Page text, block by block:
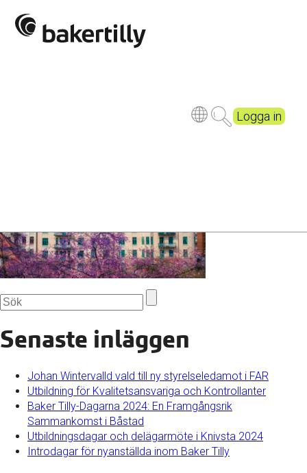
Logga in
Hyresstod-mojligt-att-soka-
Senaste inläggen
Johan Wintervalld vald till ny styrelseledamot i FAR
Utbildning för Kvalitetsansvariga och Kontrollanter
Baker Tilly-Dagarna 2024: En Framgångsrik
Sammankomst i Båstad
Utbildningsdagar och delägarmöte i Knivsta 2024
Introdagar för nyanställda inom Baker Tilly